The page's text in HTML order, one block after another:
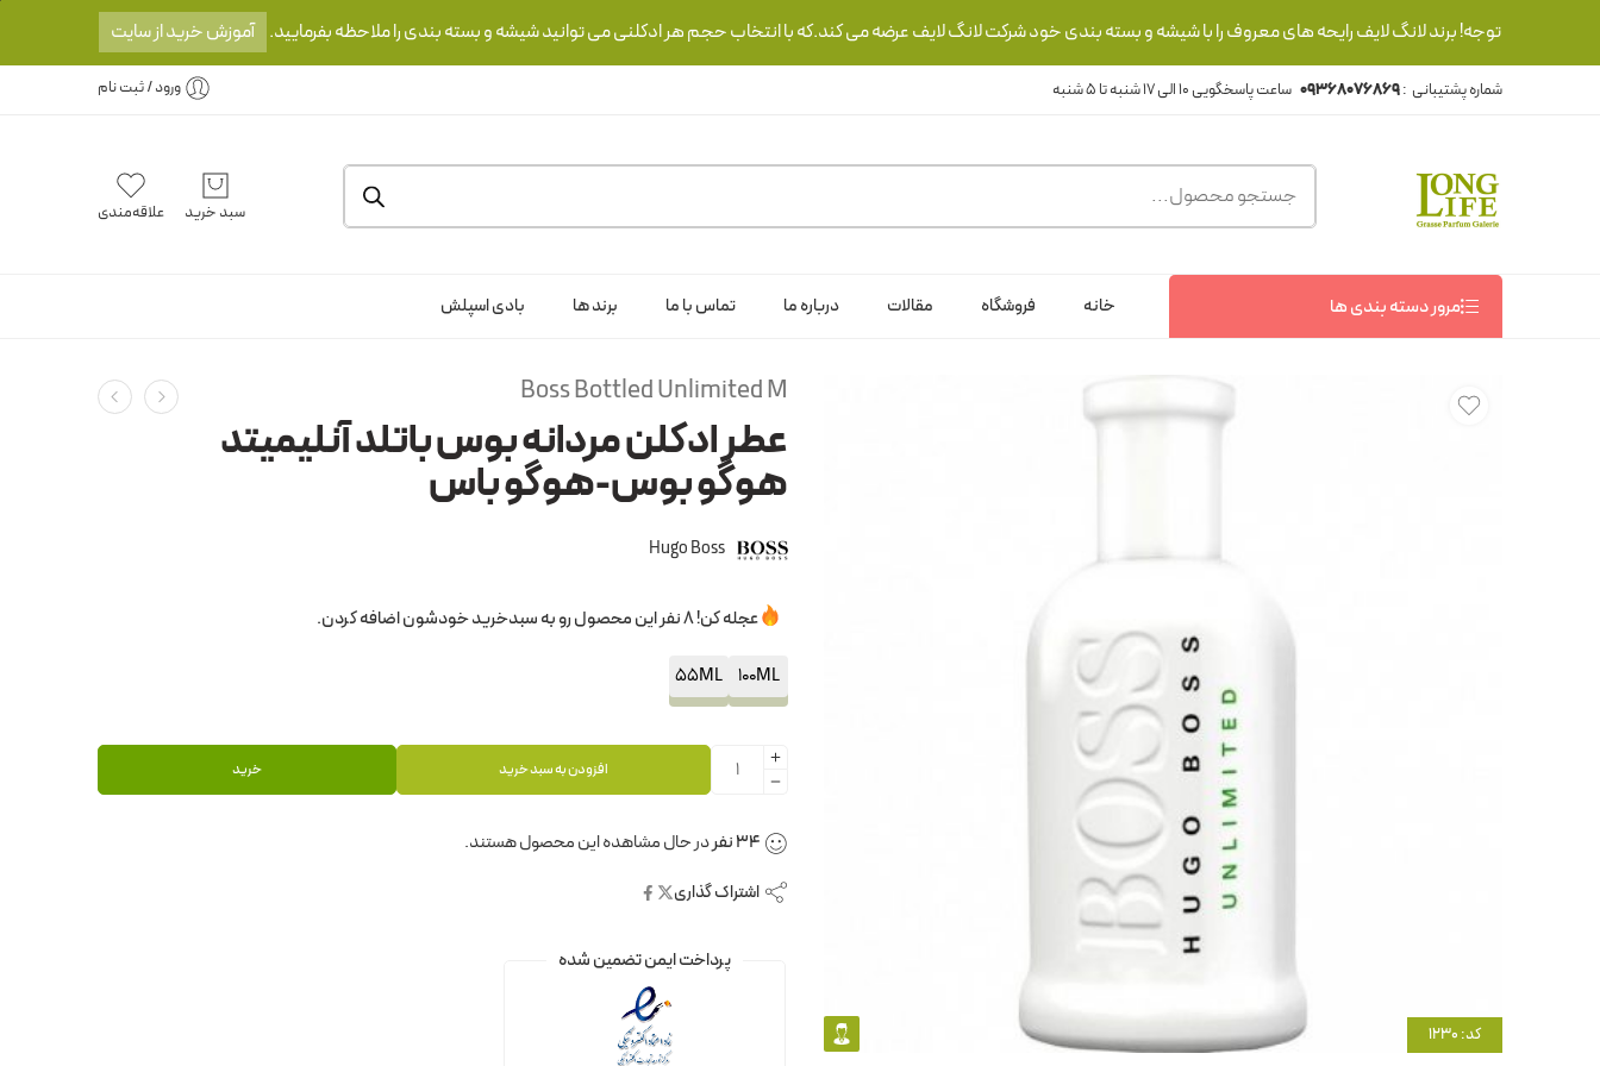
توجه! برند لانگ لایف رایحه های معروف را با شیشه و بسته بندی خود شرکت لانگ لایف عرضه می کند.که با انتخاب حجم هر ادکلنی می توانید شیشه و بسته بندی را ملاحظه بفرمایید. آموزش خرید از سایت
شماره پشتیبانی :09368076869 ورود / ثبت نام
سبد خرید علاقه‌مندی
مرور دسته بندی ها خانه فروشگاه مقالات درباره ما تماس با ما برند ها بادی اسپلش
کد: 1230
Boss Bottled Unlimited M
عطر ادکلن مردانه بوس باتلد آنلیمیتد
هوگو بوس-هوگو باس
Hugo Boss
عجله کن! 8 نفر این محصول رو به سبدخرید خودشون اضافه کردن.
100ML
55ML
افزودن به سبد خرید خرید
34نفردر حال مشاهده این محصول هستند.
اشتراک گذاری
پرداخت ایمن تضمین شده